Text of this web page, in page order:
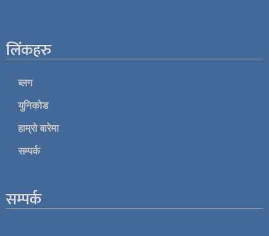
लिंकहरु
ब्लग
युनिकोड
हाम्रो बारेमा
सम्पर्क
सम्पर्क